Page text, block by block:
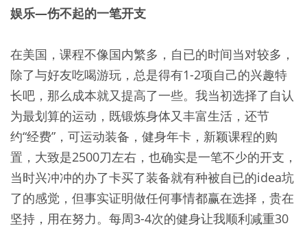
娱乐—伤不起的一笔开支
在美国，课程不像国内繁多，自已的时间当对较多，
除了与好友吃喝游玩，总是得有1-2项自己的兴趣特
长吧，那么成本就又提高了一些。我当初选择了自认
为最划算的运动，既锻炼身体又丰富生活，还节
约“经费”，可运动装备，健身年卡，新颖课程的购
置，大致是2500刀左右，也确实是一笔不少的开支，
当时兴冲冲的办了卡买了装备就有种被自已的idea坑
了的感觉，但事实证明做任何事情都赢在选择，贵在
坚持，用在努力。每周3-4次的健身让我顺利减重30